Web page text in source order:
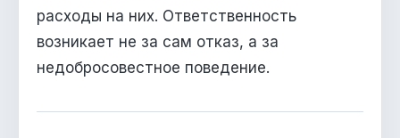
расходы на них. Ответственность
возникает не за сам отказ, а за
недобросовестное поведение.